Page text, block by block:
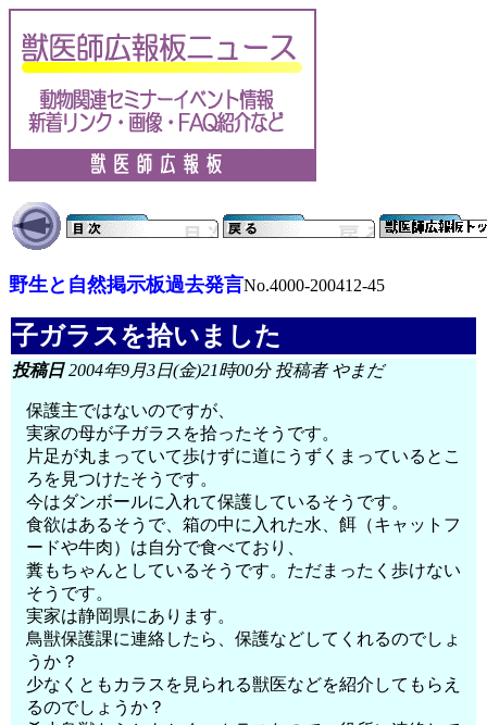
野生と自然掲示板過去発言No.4000-200412-45
子ガラスを拾いました
投稿日2004年9月3日(金)21時00分 投稿者 やまだ
保護主ではないのですが、
実家の母が子ガラスを拾ったそうです。
片足が丸まっていて歩けずに道にうずくまっているとこ
ろを見つけたそうです。
今はダンボールに入れて保護しているそうです。
食欲はあるそうで、箱の中に入れた水、餌（キャットフ
ードや牛肉）は自分で食べており、
糞もちゃんとしているそうです。ただまったく歩けない
そうです。
実家は静岡県にあります。
鳥獣保護課に連絡したら、保護などしてくれるのでしょ
うか？
少なくともカラスを見られる獣医などを紹介してもらえ
るのでしょうか？